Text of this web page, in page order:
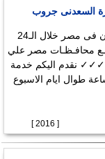
السعدنى جروب
ليموزين الى اى مكان فى مصر خلال الـ24
محافـظـات مصر علي
نقدم اليكم خدمة
طوال ايام الاسبوع
[ 2016 ]